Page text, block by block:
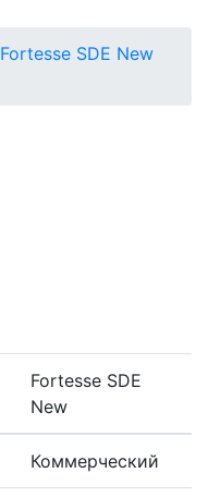
Fortesse SDE New
Fortesse SDE
New
Коммерческий